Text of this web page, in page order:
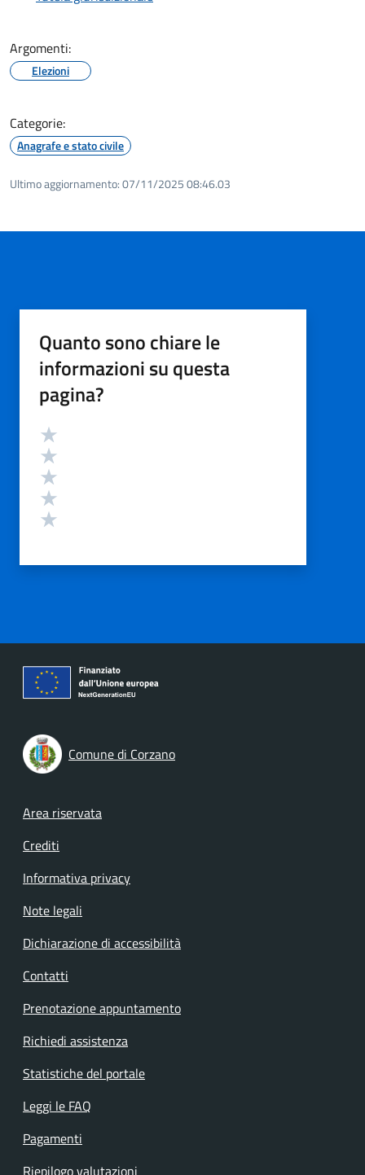
Argomenti:
Elezioni
Categorie:
Anagrafe e stato civile
Ultimo aggiornamento:07/11/2025 08:46.03
Quanto sono chiare le
informazioni su questa
pagina?
Valutazione
Comune di Corzano
Footer menu
Area riservata
Crediti
Informativa privacy
Note legali
Dichiarazione di accessibilità
Contatti
Prenotazione appuntamento
Richiedi assistenza
Statistiche del portale
Leggi le FAQ
Pagamenti
Riepilogo valutazioni